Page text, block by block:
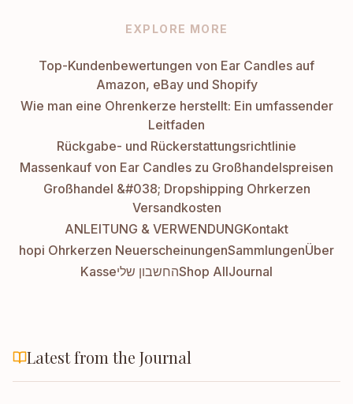
EXPLORE MORE
Top-Kundenbewertungen von Ear Candles auf
Amazon, eBay und Shopify
Wie man eine Ohrenkerze herstellt: Ein umfassender
Leitfaden
Rückgabe- und Rückerstattungsrichtlinie
Massenkauf von Ear Candles zu Großhandelspreisen
Großhandel &#038; Dropshipping Ohrkerzen
Versandkosten
ANLEITUNG & VERWENDUNGKontakt
hopi Ohrkerzen NeuerscheinungenSammlungenÜber
Kasseהחשבון שליShop AllJournal
Latest from the Journal